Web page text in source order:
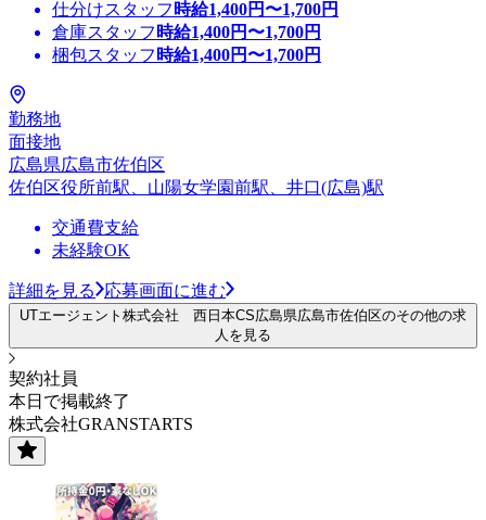
仕分けスタッフ 時給1,400円〜1,700円
倉庫スタッフ 時給1,400円〜1,700円
梱包スタッフ 時給1,400円〜1,700円
勤務地
面接地
広島県広島市佐伯区
佐伯区役所前駅、山陽女学園前駅、井口(広島)駅
交通費支給
未経験OK
詳細を見る 応募画面に進む
UTエージェント株式会社 西日本CS広島県広島市佐伯区のその他の求
人を見る
契約社員
本日で掲載終了
株式会社GRANSTARTS